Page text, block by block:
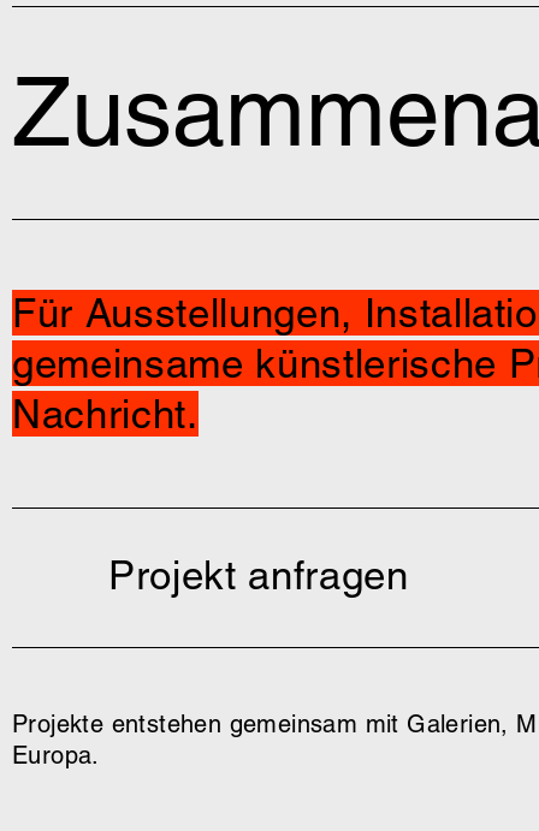
Für Ausstellungen,
gemeinsame künstlerische
Nachricht.
Projekt anfragen
Projekte entstehen gemeinsam mit Galerien,
Europa.